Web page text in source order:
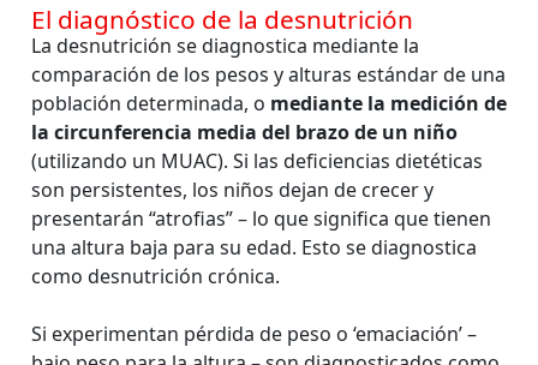
El diagnóstico de la desnutrición
La desnutrición se diagnostica mediante la
comparación de los pesos y alturas estándar de una
población determinada, o mediante la medición de
la circunferencia media del brazo de un niño
(utilizando un MUAC). Si las deficiencias dietéticas
son persistentes, los niños dejan de crecer y
presentarán “atrofias” – lo que significa que tienen
una altura baja para su edad. Esto se diagnostica
como desnutrición crónica.
Si experimentan pérdida de peso o ‘emaciación’ –